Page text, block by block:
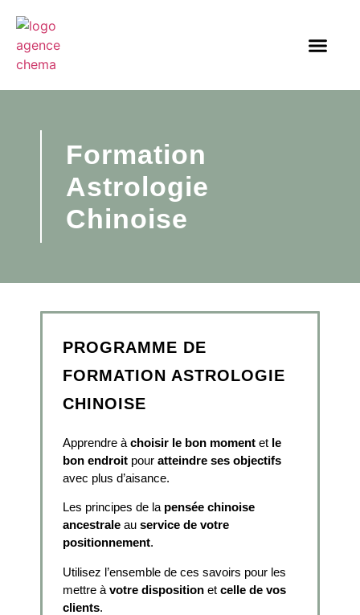
Formation
Astrologie
Chinoise
PROGRAMME DE
FORMATION ASTROLOGIE
CHINOISE
Apprendre à choisir le bon moment et le
bon endroit pour atteindre ses objectifs
avec plus d’aisance.
Les principes de la pensée chinoise
ancestrale au service de votre
positionnement.
Utilisez l’ensemble de ces savoirs pour les
mettre à votre disposition et celle de vos
clients.